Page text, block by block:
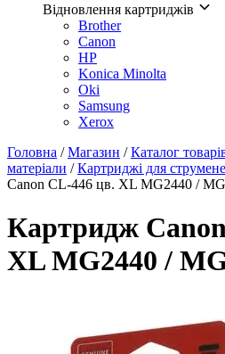
Відновлення картриджів
Brother
Canon
HP
Konica Minolta
Oki
Samsung
Xerox
Головна /Магазин /Каталог
матеріали /Картриджі для
Canon CL-446 цв. XL MG2440 /
Картридж
XL MG2440 /